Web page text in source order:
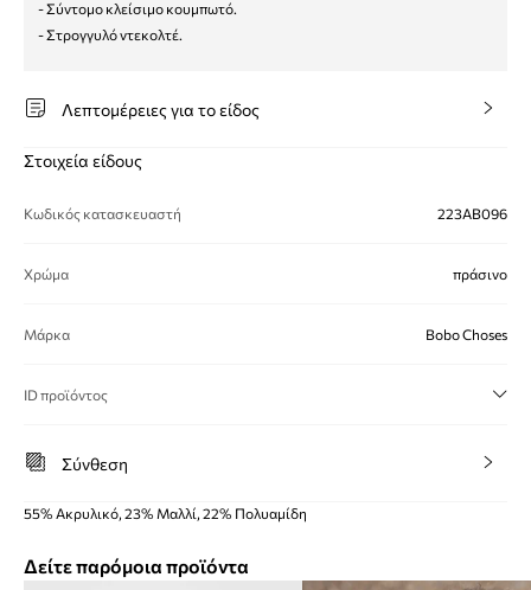
- Σύντομο κλείσιμο κουμπωτό.
- Στρογγυλό ντεκολτέ.
Λεπτομέρειες για το είδος
Στοιχεία είδους
Κωδικός κατασκευαστή 223AB096
Χρώμα πράσινο
Μάρκα Bobo Choses
ID προϊόντος
Σύνθεση
55% Ακρυλικό, 23% Μαλλί, 22% Πολυαμίδη
Δείτε παρόμοια προϊόντα